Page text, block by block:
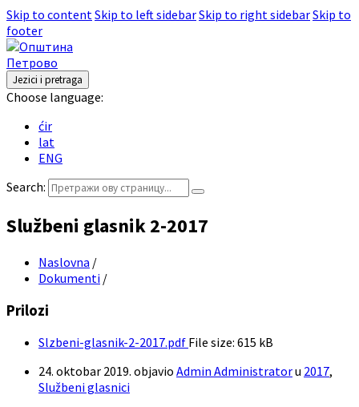
Skip to contentSkip to left sidebarSkip to right sidebarSkip to
footer
Jezici i pretraga
Choose language:
ćir
lat
ENG
Search:
Službeni glasnik 2-2017
Naslovna /
Dokumenti /
Prilozi
Slzbeni-glasnik-2-2017.pdf File size: 615 kB
24. oktobar 2019. objavio Admin Administratoru 2017,
Službeni glasnici